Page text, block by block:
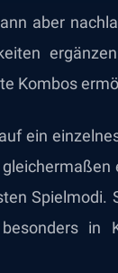
aber
Kombos
ein
Spielmodi.
in